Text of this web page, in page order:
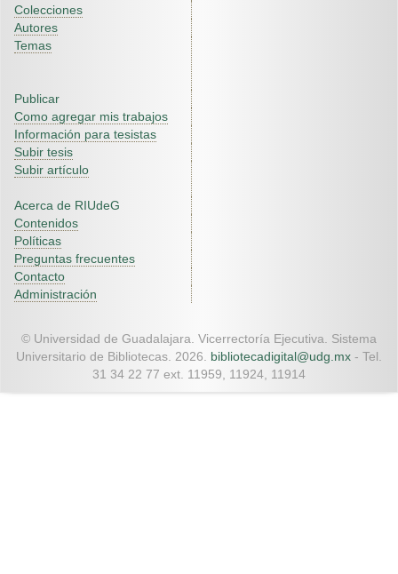
Colecciones
Autores
Temas
Publicar
Como agregar mis trabajos
Información para tesistas
Subir tesis
Subir artículo
Acerca de RIUdeG
Contenidos
Políticas
Preguntas frecuentes
Contacto
Administración
© Universidad de Guadalajara. Vicerrectoría Ejecutiva. Sistema
Universitario de Bibliotecas. 2026. bibliotecadigital@udg.mx - Tel.
31 34 22 77 ext. 11959, 11924, 11914